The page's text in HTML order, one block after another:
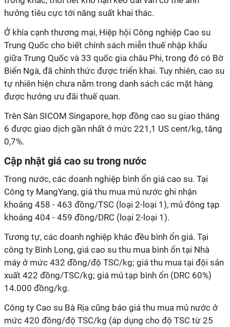
hưởng tiêu cực tới năng suất khai thác.
Ở khía cạnh thương mại, Hiệp hội Công nghiệp Cao su
Trung Quốc cho biết chính sách miễn thuế nhập khẩu
giữa Trung Quốc và 33 quốc gia châu Phi, trong đó có Bờ
Biển Ngà, đã chính thức được triển khai. Tuy nhiên, cao su
tự nhiên hiện chưa nằm trong danh sách các mặt hàng
được hưởng ưu đãi thuế quan.
Trên Sàn SICOM Singapore, hợp đồng cao su giao tháng
6 được giao dịch gần nhất ở mức 221,1 US cent/kg, tăng
0,7%.
Cập nhật giá cao su trong nước
Trong nước, các doanh nghiệp bình ổn giá cao su. Tại
Công ty MangYang, giá thu mua mủ nước ghi nhận
khoảng 458 - 463 đồng/TSC (loại 2-loại 1), mủ đông tạp
khoảng 404 - 459 đồng/DRC (loại 2-loại 1).
Tương tự, các doanh nghiệp khác đều bình ổn giá. Tại
công ty Bình Long, giá cao su thu mua bình ổn tại Nhà
máy ở mức 432 đồng/độ TSC/kg; giá thu mua tại đội sản
xuất 422 đồng/TSC/kg; giá mủ tạp bình ổn (DRC 60%)
14.000 đồng/kg.
Công ty Cao su Bà Rịa cũng báo giá thu mua mủ nước ở
mức 420 đồng/độ TSC/kg (áp dụng cho độ TSC từ 25